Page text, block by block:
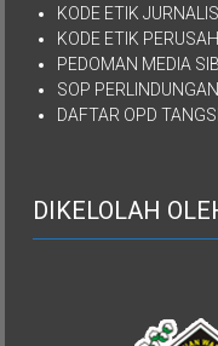
KODE ETIK JURNALIS
KODE ETIK
PEDOMAN MEDIA
SOP
DAFTAR OPD
DIKELOLAH